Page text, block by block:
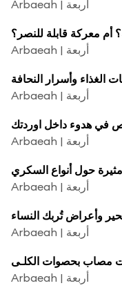
Arbaeah | أربعة
معركة قابلة للنصر؟
Arbaeah | أربعة
الغذاء وأسرار النحافة
Arbaeah | أربعة
في هدوء داخل اوردتك
Arbaeah | أربعة
حول أنواع السكري
Arbaeah | أربعة
وأعراض تُربك النساء
Arbaeah | أربعة
مصاب بحصوات الكلـى
Arbaeah | أربعة